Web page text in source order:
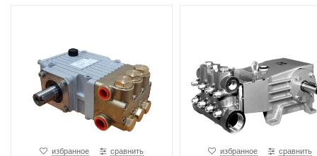
избранное сравнить избранное сравнить